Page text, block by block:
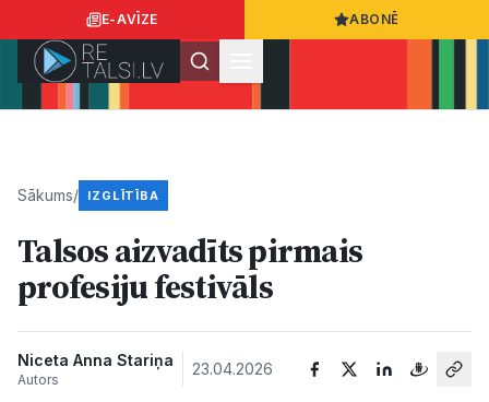
E-AVĪZE ABONĒ
Ziņas
Dzīvesstils
Sākums/ IZGLĪTĪBA
Talsos aizvadīts pirmais
profesiju festivāls
Niceta Anna Stariņa
Autors
23.04.2026